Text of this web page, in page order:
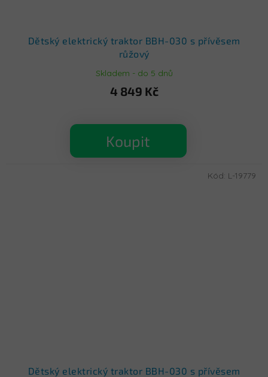
Dětský elektrický traktor BBH-030 s přívěsem
růžový
Skladem - do 5 dnů
4 849 Kč
Koupit
Dětský elektrický traktor BBH-030 s přívěsem
Kód: L-19779